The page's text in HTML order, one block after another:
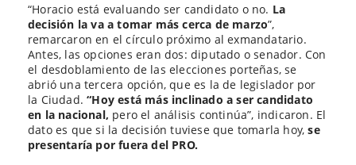
“Horacio está evaluando ser candidato o no. La
decisión la va a tomar más cerca de marzo”,
remarcaron en el círculo próximo al exmandatario.
Antes, las opciones eran dos: diputado o senador. Con
el desdoblamiento de las elecciones porteñas, se
abrió una tercera opción, que es la de legislador por
la Ciudad. “Hoy está más inclinado a ser candidato
en la nacional, pero el análisis continúa”, indicaron. El
dato es que si la decisión tuviese que tomarla hoy, se
presentaría por fuera del PRO.